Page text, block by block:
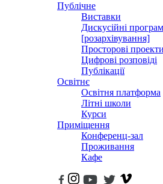
Публічне
Виставки
Дискусійні
[розархівування]
Просторові проекти
Цифрові розповіді
Публікації
Освітнє
Освітня платформа
Літні школи
Курси
Приміщення
Конференц-зал
Проживання
Кафе